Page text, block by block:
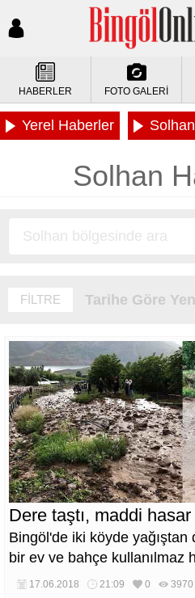
HABERLER FOTO GALERİ
Yerel Haberler Solhan
Solhan
FİLTRE Tarihe Göre
Dere taştı, maddi
Bingöl'de iki köyde yağıştan
bir ev ve bahçe kullanılmaz
17.06.2018 21:09 0 3970